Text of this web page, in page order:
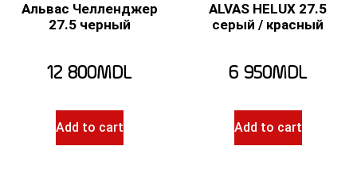
Альвас Челленджер
27.5 черный
12 800MDL
Add to cart
ALVAS HELUX 27.5
серый / красный
6 950MDL
Add to cart